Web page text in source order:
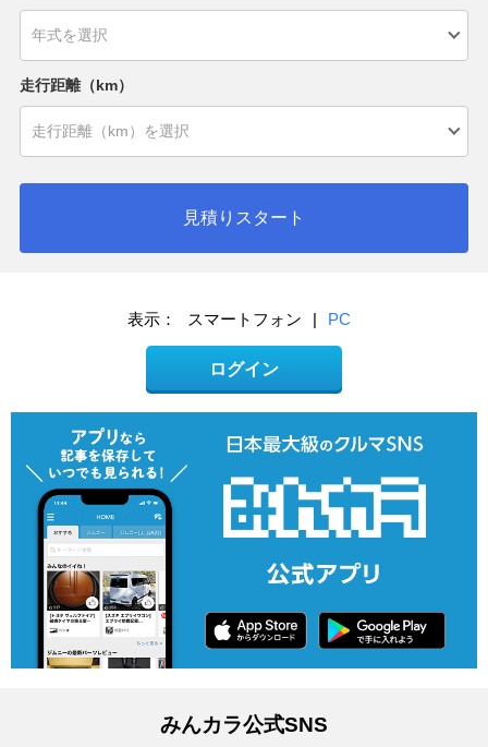
走行距離（km）
見積りスタート
表示： スマートフォン | PC
ログイン
みんカラ公式SNS